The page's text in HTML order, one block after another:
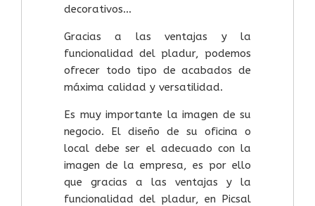
decorativos…
Gracias a las ventajas y la
funcionalidad del pladur, podemos
ofrecer todo tipo de acabados de
máxima calidad y versatilidad.
Es muy importante la imagen de su
negocio. El diseño de su oficina o
local debe ser el adecuado con la
imagen de la empresa, es por ello
que gracias a las ventajas y la
funcionalidad del pladur, en Picsal